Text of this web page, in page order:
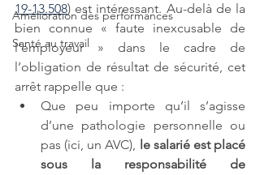
Amélioration des performances
Santé au travail
19-13.508) est intéressant. Au-delà de la
bien connue « faute inexcusable de
l’employeur » dans le cadre de
l’obligation de résultat de sécurité, cet
arrêt rappelle que :
Que peu importe qu’il s’agisse
d’une pathologie personnelle ou
pas (ici, un AVC), le salarié est placé
sous la responsabilité de